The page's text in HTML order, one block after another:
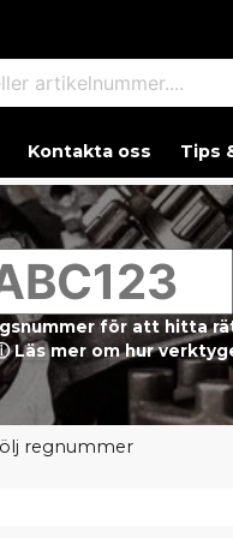
Kontakta oss Tips
för att hitta
Läs mer om hur
regnummer